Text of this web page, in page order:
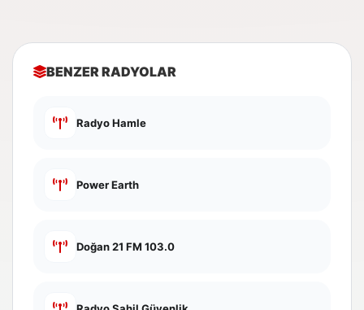
BENZER RADYOLAR
Radyo Hamle
Power Earth
Doğan 21 FM 103.0